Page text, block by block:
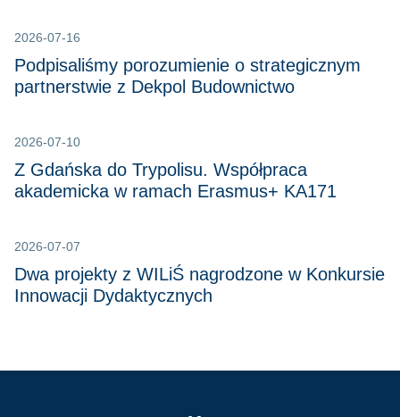
2026-07-16
Podpisaliśmy porozumienie o strategicznym
partnerstwie z Dekpol Budownictwo
2026-07-10
Z Gdańska do Trypolisu. Współpraca
akademicka w ramach Erasmus+ KA171
2026-07-07
Dwa projekty z WILiŚ nagrodzone w Konkursie
Innowacji Dydaktycznych